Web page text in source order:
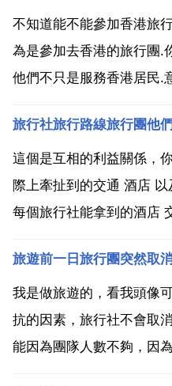
不知道能不能參加香港旅
為是參加去香港的旅行團.
他們不只是服務香港居民.
樣?我以前試過有美國綠卡
去辦理簽證的.比如說,你
旅行社旅行路線旅行團他
這個是互相的利益關係，
際上牽扯到的交通 酒店 以
每個旅行社能拿到的酒店
給的價位不同罷了。最重
路 導遊的情況 交通 酒店
我是做旅遊的，看我頭像
抗的因素，旅行社不會取
能因為團隊人數不夠，因